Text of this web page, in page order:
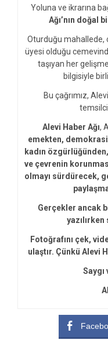
Yoluna ve ikrarına
Ağı’nın doğal
Oturduğu mahallede,
üyesi olduğu
taşıyan her
bilgisiyle
Bu çağrımız,
Alevi Haber Ağı,
emekten,
kadın
ve çevrenin
olmayı sürdürecek,
Gerçekler ancak
yazılırken
Fotoğrafını çek,
ulaştır. Çünkü Alevi